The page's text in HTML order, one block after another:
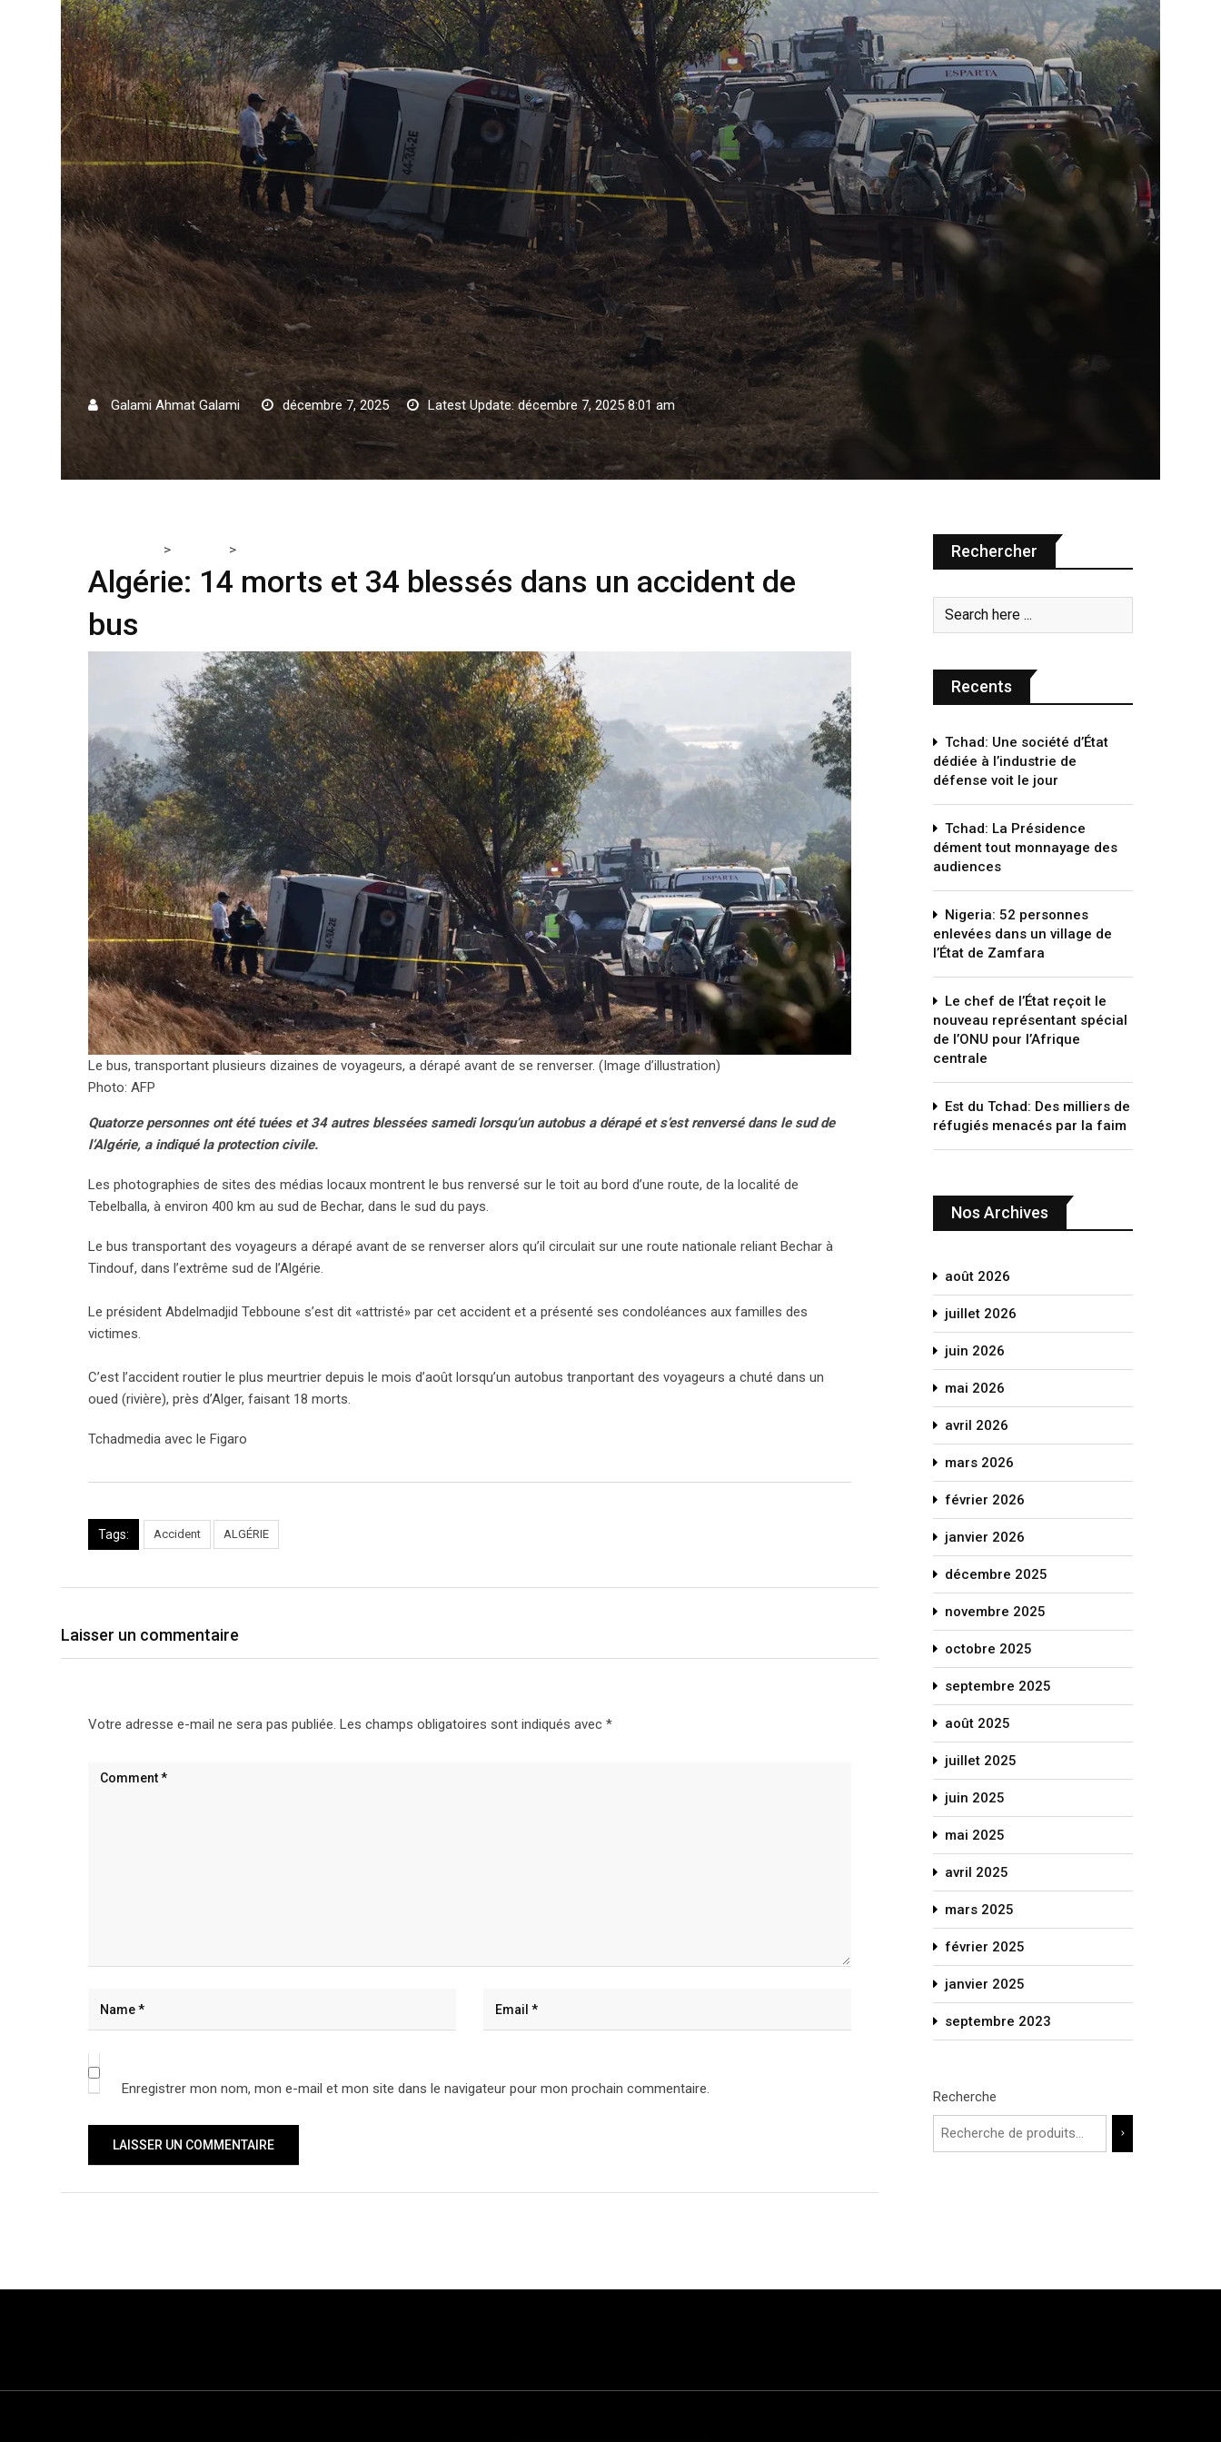
Galami Ahmat Galami décembre 7, 2025 Latest Update: décembre 7, 2025 8:01 am
> >
Algérie: 14 morts et 34 blessés dans un accident de
bus
Le bus, transportant plusieurs dizaines de voyageurs, a dérapé avant de se renverser. (Image d’illustration)
Photo: AFP
Quatorze personnes ont été tuées et 34 autres blessées samedi lorsqu’un autobus a dérapé et s’est renversé dans le sud de
l’Algérie, a indiqué la protection civile.
Les photographies de sites des médias locaux montrent le bus renversé sur le toit au bord d’une route, de la localité de
Tebelballa, à environ 400 km au sud de Bechar, dans le sud du pays.
Le bus transportant des voyageurs a dérapé avant de se renverser alors qu’il circulait sur une route nationale reliant Bechar à
Tindouf, dans l’extrême sud de l’Algérie.
Le président Abdelmadjid Tebboune s’est dit «attristé» par cet accident et a présenté ses condoléances aux familles des
victimes.
C’est l’accident routier le plus meurtrier depuis le mois d’août lorsqu’un autobus tranportant des voyageurs a chuté dans un
oued (rivière), près d’Alger, faisant 18 morts.
Tchadmedia avec le Figaro
Tags: Accident ALGÉRIE
Laisser un commentaire
Votre adresse e-mail ne sera pas publiée. Les champs obligatoires sont indiqués avec *
Enregistrer mon nom, mon e-mail et mon site dans le navigateur pour mon prochain commentaire.
Rechercher
Recents
Tchad: Une société d’État
dédiée à l’industrie de
défense voit le jour
Tchad: La Présidence
dément tout monnayage des
audiences
Nigeria: 52 personnes
enlevées dans un village de
l’État de Zamfara
Le chef de l’État reçoit le
nouveau représentant spécial
de l’ONU pour l’Afrique
centrale
Est du Tchad: Des milliers de
réfugiés menacés par la faim
Nos Archives
août 2026
juillet 2026
juin 2026
mai 2026
avril 2026
mars 2026
février 2026
janvier 2026
décembre 2025
novembre 2025
octobre 2025
septembre 2025
août 2025
juillet 2025
juin 2025
mai 2025
avril 2025
mars 2025
février 2025
janvier 2025
septembre 2023
Recherche